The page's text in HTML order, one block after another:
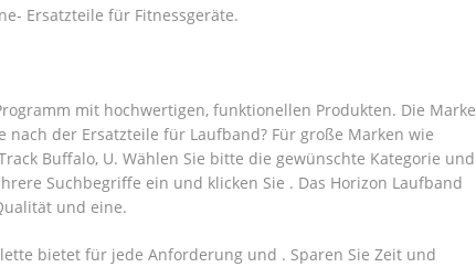
Ersatzteile für Fitnessgeräte.
mit hochwertigen, funktionellen Produkten. Die Marke
nach der Ersatzteile für Laufband? Für große Marken wie
Buffalo, U. Wählen Sie bitte die gewünschte Kategorie und
Suchbegriffe ein und klicken Sie . Das Horizon Laufband
und eine.
bietet für jede Anforderung und . Sparen Sie Zeit und